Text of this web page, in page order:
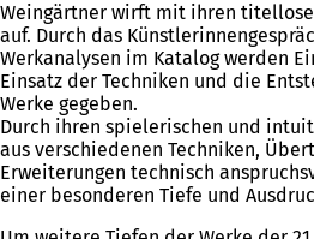
Weingärtner wirft mit ihren
auf. Durch das
Werkanalysen im Katalog werden
Einsatz der Techniken und die
Werke gegeben.
Durch ihren spielerischen und
aus verschiedenen Techniken,
Erweiterungen technisch
einer besonderen Tiefe und